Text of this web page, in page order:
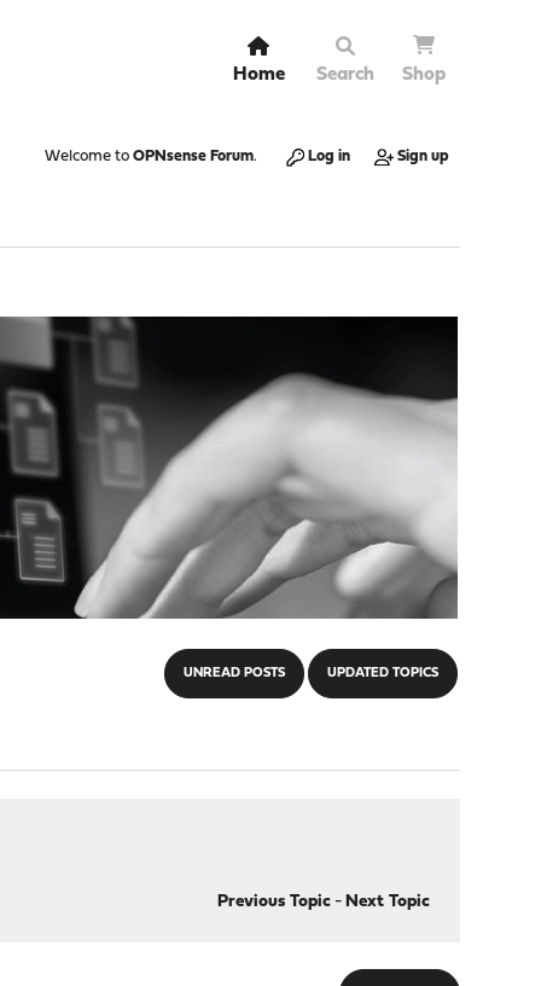
Home Search Shop
Welcome to OPNsense Forum. Log in Sign up
UNREAD POSTS UPDATED TOPICS
Previous Topic- Next Topic